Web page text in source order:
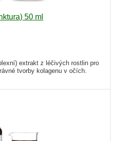
50 ml
extrakt z léčivých rostlin pro
tvorby kolagenu v očích.